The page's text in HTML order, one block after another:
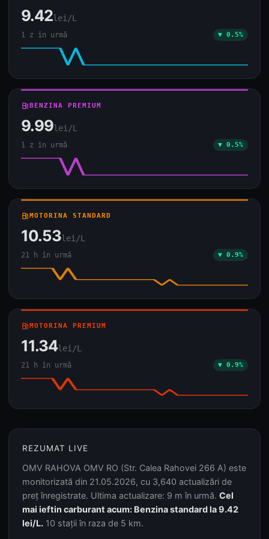
9.42lei/L
1 z în urmă ▼ 0.5%
local_gas_stationBENZINA PREMIUM
9.99lei/L
1 z în urmă ▼ 0.5%
local_gas_stationMOTORINA STANDARD
10.53lei/L
21 h în urmă ▼ 0.9%
local_gas_stationMOTORINA PREMIUM
11.34lei/L
21 h în urmă ▼ 0.9%
REZUMAT LIVE
OMV RAHOVA OMV RO (Str. Calea Rahovei 266 A) este
monitorizată din 21.05.2026, cu 3,640 actualizări de
preț înregistrate. Ultima actualizare: 9 m în urmă. Cel
mai ieftin carburant acum: Benzina standard la 9.42
lei/L. 10 stații în raza de 5 km.